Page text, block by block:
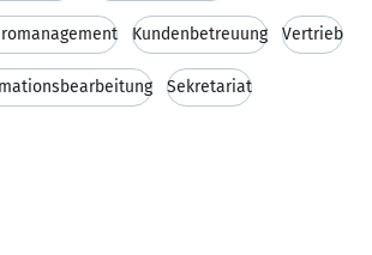
Kundenbetreuung Vertrieb
Sekretariat